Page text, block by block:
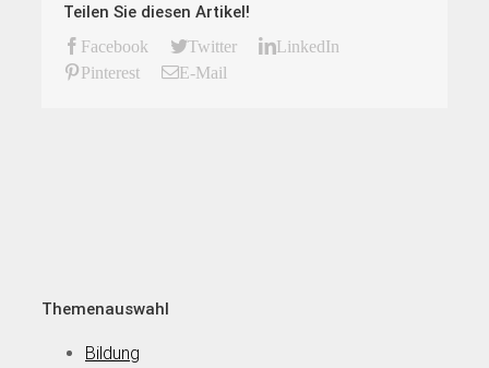
Teilen Sie diesen Artikel!
Facebook Twitter
LinkedIn
Pinterest
E-Mail
Themenauswahl
Bildung